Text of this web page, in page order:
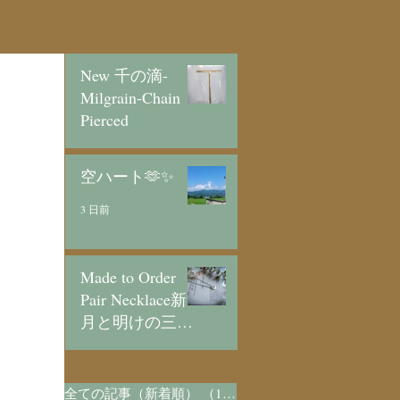
New 千の滴-
Milgrain-Chain
Pierced
2 日前
空ハート🫶✨
3 日前
Made to Order
Pair Necklace新
月と明けの三日
5 日前
全ての記事（新着順） （1,073）